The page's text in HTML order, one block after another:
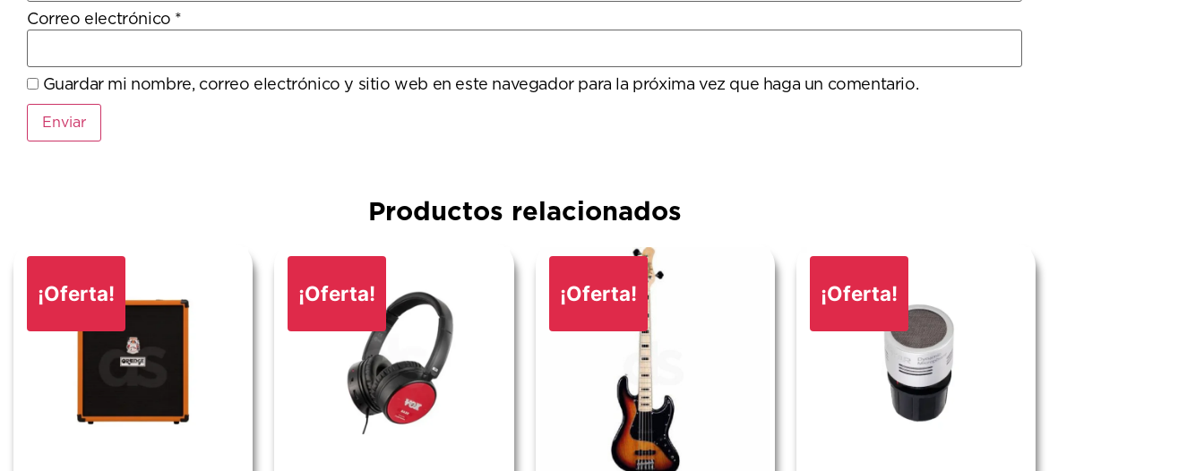
Correo electrónico *
Guardar mi nombre, correo electrónico y sitio web en este navegador para la próxima vez que haga un comentario.
Productos relacionados
¡Oferta! ¡Oferta! ¡Oferta! ¡Oferta!